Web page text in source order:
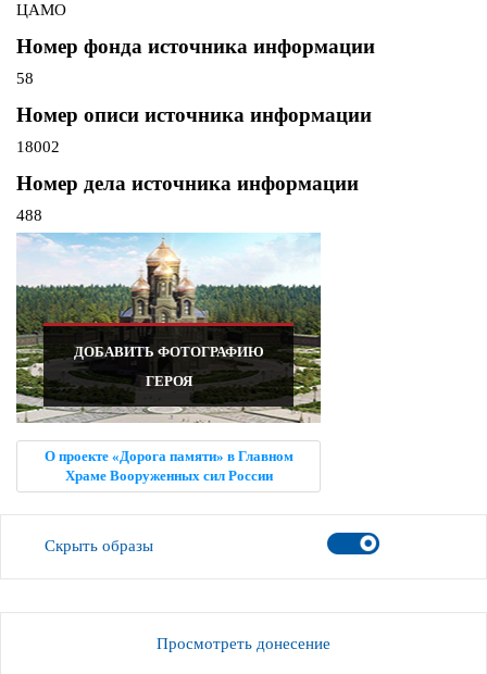
ЦАМО
Номер фонда источника информации
58
Номер описи источника информации
18002
Номер дела источника информации
488
ДОБАВИТЬ ФОТОГРАФИЮ
ГЕРОЯ
О проекте «Дорога памяти» в Главном
Храме Вооруженных сил России
Скрыть образы
Просмотреть донесение